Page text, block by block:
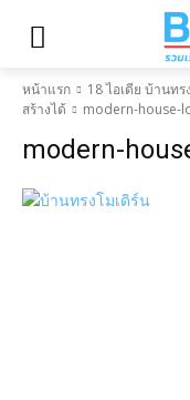
หน้าแรก
18 ไอเดีย บ้านท
สร้างได้
modern-house-
modern-